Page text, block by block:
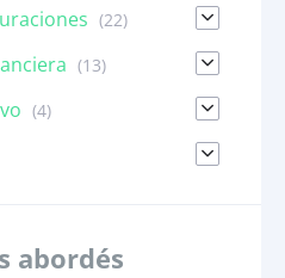
(22)
(13)
(4)
abordés